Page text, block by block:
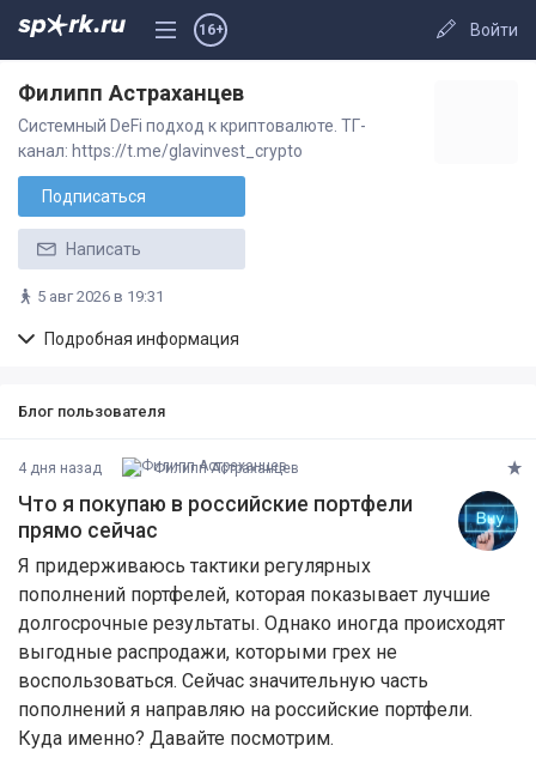
Войти
16+
Филипп Астраханцев
Системный DeFi подход к криптовалюте. ТГ-
канал: https://t.me/glavinvest_crypto
Подписаться
Написать
5 авг 2026 в 19:31
Подробная информация
Блог пользователя
4 дня назад Филипп Астраханцев
Что я покупаю в российские портфели
прямо сейчас
Я придерживаюсь тактики регулярных
пополнений портфелей, которая показывает лучшие
долгосрочные результаты. Однако иногда происходят
выгодные распродажи, которыми грех не
воспользоваться. Сейчас значительную часть
пополнений я направляю на российские портфели.
Куда именно? Давайте посмотрим.